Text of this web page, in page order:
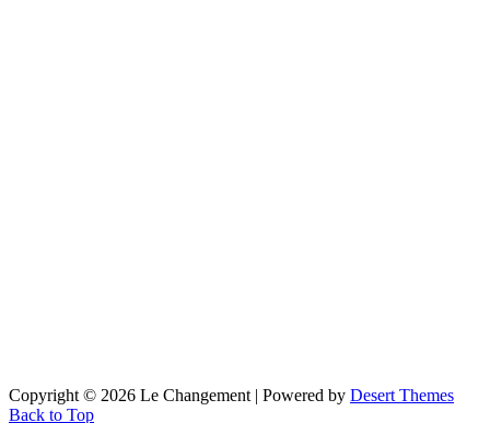
Copyright © 2026 Le Changement | Powered by Desert Themes
Back to Top